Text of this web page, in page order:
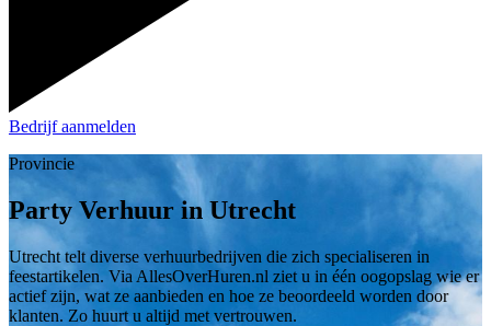
Bedrijf aanmelden
Provincie
Party Verhuur in Utrecht
Utrecht telt diverse verhuurbedrijven die zich specialiseren in
feestartikelen. Via AllesOverHuren.nl ziet u in één oogopslag wie er
actief zijn, wat ze aanbieden en hoe ze beoordeeld worden door
klanten. Zo huurt u altijd met vertrouwen.